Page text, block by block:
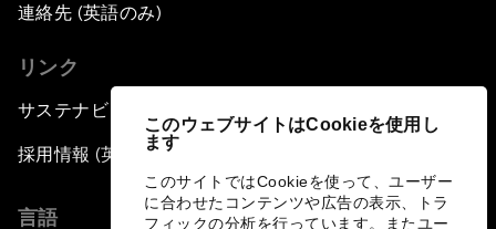
このウェブサイトはCookieを使用し
ます
このサイトではCookieを使って、ユーザー
に合わせたコンテンツや広告の表示、トラ
フィックの分析を行っています。またユー
連絡先 (英語のみ)
リンク
サステナビリティへの取り組み
採用情報 (英語のみ)
言語